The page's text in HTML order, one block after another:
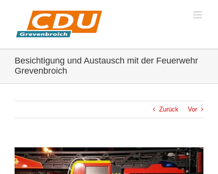
Besichtigung und Austausch mit der Feuerwehr
Grevenbroich
Zurück Vor
Zeige
grösseres
Bild